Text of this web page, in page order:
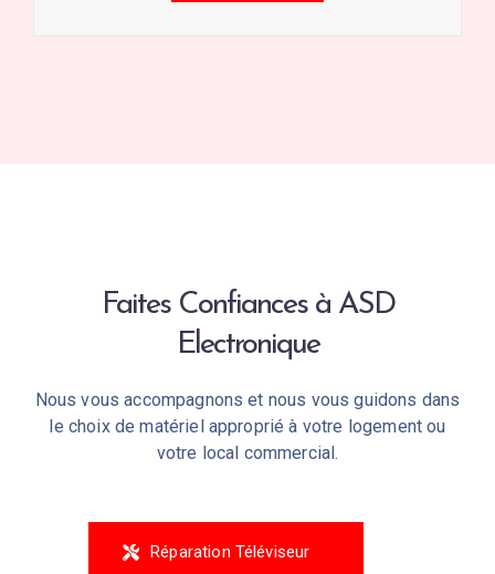
Faites Confiances à ASD
Electronique
Nous vous accompagnons et nous vous guidons dans
le choix de matériel approprié à votre logement ou
votre local commercial.
Réparation Téléviseur